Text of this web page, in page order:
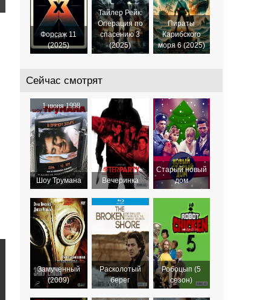
Форсаж 11
(2025)
Тайлер Рейк:
Операция по
спасению 3
(2025)
Пираты
Карибского
моря 6 (2025)
Сейчас смотрят
1 июня 1998
Шоу Трумана Вечеринка
Старый новый
дом
Замученный
(2009)
Расколотый
берег
Робоцып (5
сезон)